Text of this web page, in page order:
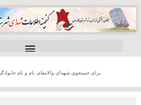
برای جستجوی شهدای والامقام، نام و نام